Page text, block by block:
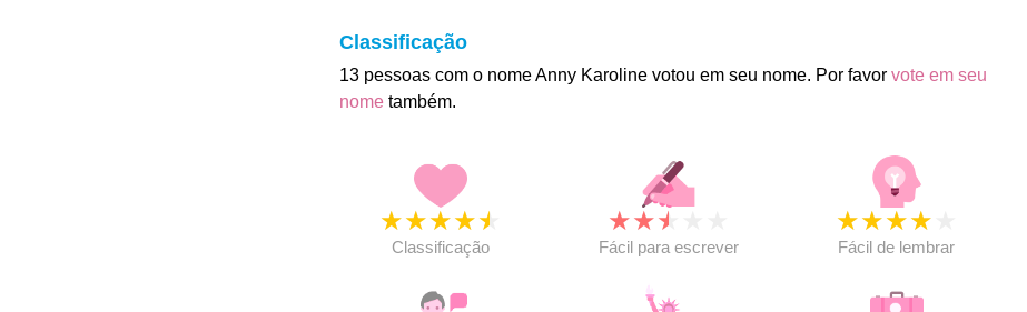
Classificação
13 pessoas com o nome Anny Karoline votou em seu nome. Por favor vote em seu
nometambém.
★★★★★
Classificação
★★★
Fácil para escrever
★★★★
Fácil de lembrar